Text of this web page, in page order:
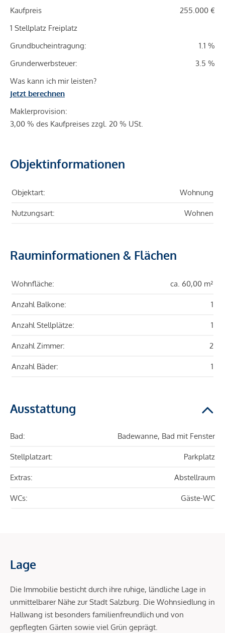
Kaufpreis
255.000 €
1 Stellplatz Freiplatz
Grundbucheintragung:
1.1 %
Grunderwerbsteuer:
3.5 %
Was kann ich mir leisten?
Jetzt berechnen
Maklerprovision:
3,00 % des Kaufpreises zzgl. 20 % USt.
Objektinformationen
Objektart: Wohnung
Nutzungsart: Wohnen
Rauminformationen & Flächen
Wohnfläche: ca. 60,00 m²
Anzahl Balkone: 1
Anzahl Stellplätze: 1
Anzahl Zimmer: 2
Anzahl Bäder: 1
Ausstattung
Bad: Badewanne, Bad mit Fenster
Stellplatzart: Parkplatz
Extras: Abstellraum
WCs: Gäste-WC
Lage
Die Immobilie besticht durch ihre ruhige, ländliche Lage in
unmittelbarer Nähe zur Stadt Salzburg. Die Wohnsiedlung in
Hallwang ist besonders familienfreundlich und von
gepflegten Gärten sowie viel Grün geprägt.